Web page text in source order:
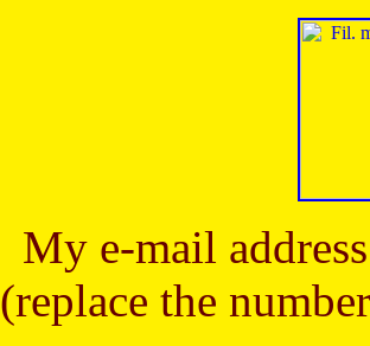
My e-mail
(replace the